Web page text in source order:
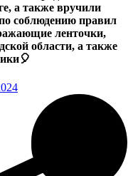
а также вручили
соблюдению правил
ленточки,
области, а также